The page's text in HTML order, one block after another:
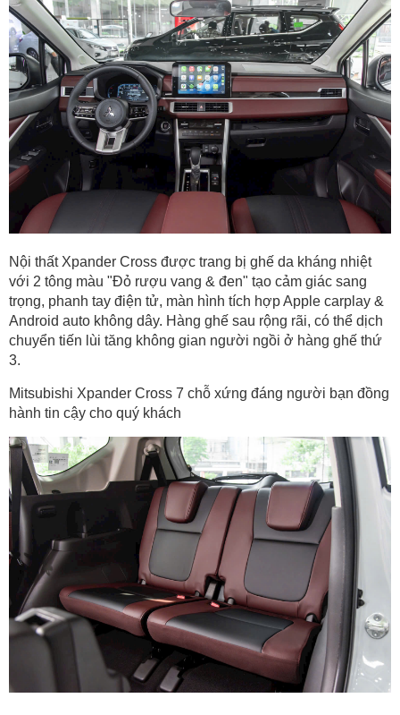
Nội thất Xpander Cross được trang bị ghế da kháng nhiệt
với 2 tông màu "Đỏ rượu vang & đen" tạo cảm giác sang
trọng, phanh tay điện tử, màn hình tích hợp Apple carplay &
Android auto không dây. Hàng ghế sau rộng rãi, có thể dịch
chuyển tiến lùi tăng không gian người ngồi ở hàng ghế thứ
3.
Mitsubishi Xpander Cross 7 chỗ xứng đáng người bạn đồng
hành tin cậy cho quý khách